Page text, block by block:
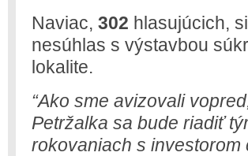
Naviac, 302 hlasujúcich,
nesúhlas s výstavbou
lokalite.
“Ako sme avizovali
Petržalka sa bude riadiť
rokovaniach s